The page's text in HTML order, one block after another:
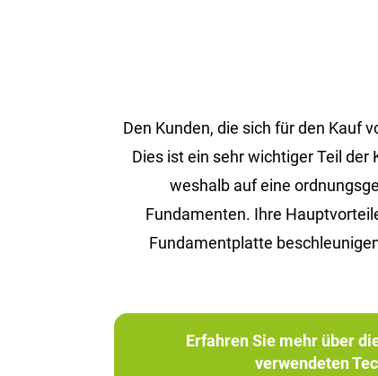
Den Kunden, die sich für den Kauf
Dies ist ein sehr wichtiger Teil
weshalb auf eine
Fundamenten. Ihre
Fundamentplatte
Erfahren Sie mehr über
verwendeten